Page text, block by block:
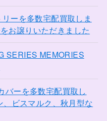
ーを多数宅配買取しま
お譲りいただきました
SERIES MEMORIES
ーを多数宅配買取し
ビスマルク、秋月型な